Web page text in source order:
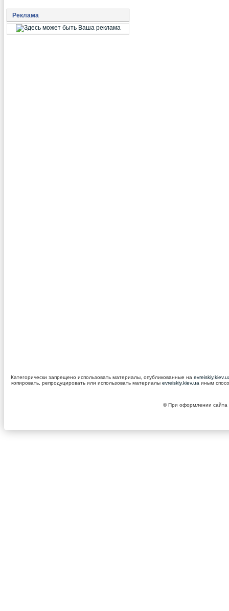
Реклама
Категорически запрещено использовать материалы, опубликованные на
копировать, репродуцировать или использовать материалыevreiskiy.kiev.ua иным
© При оформлении сайта